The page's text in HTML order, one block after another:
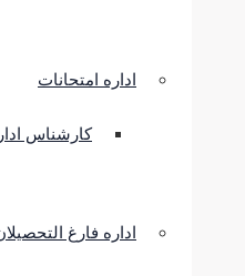
اداره امتحانات
کارشناس
اداره فارغ